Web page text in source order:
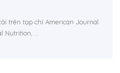
trên tạp chí American Journal
Nutrition, ...